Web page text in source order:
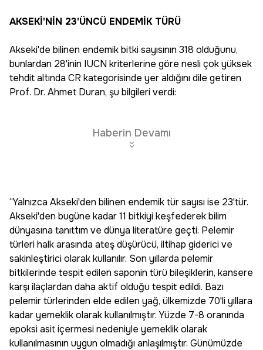
AKSEKİ'NİN 23'ÜNCÜ ENDEMİK TÜRÜ
Akseki'de bilinen endemik bitki sayısının 318 olduğunu,
bunlardan 28'inin IUCN kriterlerine göre nesli çok yüksek
tehdit altında CR kategorisinde yer aldığını dile getiren
Prof. Dr. Ahmet Duran, şu bilgileri verdi:
Haberin Devamı
“Yalnızca Akseki'den bilinen endemik tür sayısı ise 23'tür.
Akseki'den bugüne kadar 11 bitkiyi keşfederek bilim
dünyasına tanıttım ve dünya literatüre geçti. Pelemir
türleri halk arasında ateş düşürücü, iltihap giderici ve
sakinleştirici olarak kullanılır. Son yıllarda pelemir
bitkilerinde tespit edilen saponin türü bileşiklerin, kansere
karşı ilaçlardan daha aktif olduğu tespit edildi. Bazı
pelemir türlerinden elde edilen yağ, ülkemizde 70'li yıllara
kadar yemeklik olarak kullanılmıştır. Yüzde 7-8 oranında
epoksi asit içermesi nedeniyle yemeklik olarak
kullanılmasının uygun olmadığı anlaşılmıştır. Günümüzde